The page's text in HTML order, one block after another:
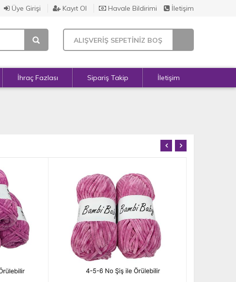
Üye Girişi Kayıt Ol Havale Bildirimi İletişim
ALIŞVERİŞ SEPETİNİZ BOŞ
İhraç Fazlası Sipariş Takip İletişim